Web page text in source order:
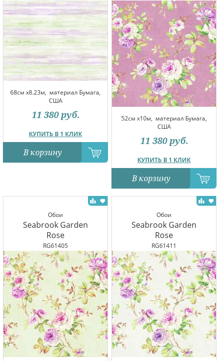
68см x8.23м, материал Бумага,
США
КУПИТЬ В 1 КЛИК
11 380 руб.
В корзину
52см x10м, материал Бумага,
США
КУПИТЬ В 1 КЛИК
11 380 руб.
В корзину
Обои
Seabrook Garden
Rose
RG61405
Обои
Seabrook Garden
Rose
RG61411